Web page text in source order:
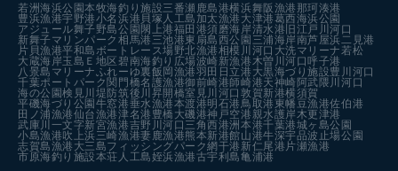
若洲海浜公園本牧海釣り施設三番瀬 鹿島港横浜舞阪漁港 那珂湊港
豊浜漁港宇野港小名浜港 貝塚人工島 加太漁港 大津港葛西海浜公園
アジュール舞子野島公園閖上港福田港須磨海岸清水港 旧江戸川河口
新舞子マリンパーク 相馬港 三池港東扇島西公園 三浦海岸南芦屋浜二見港
片貝漁港平和島ボートレース場野北漁港相模川河口 大洗マリーナ若松
大蔵海岸玉島Ｅ地区碧南海釣り広場波崎新漁港木曽川河口呼子港
八景島マリーナふれーゆ裏飯岡漁港羽田 日立港 大黒海づり施設豊川河口
千葉ポートパーク関門橋名護漁港御前崎港師崎港天神崎阿武隈川河口
海の公園検見川堤防筑後川昇開橋室見川河口敦賀新港横須賀
平磯海づり公園牛窓港垂水漁港本渡港明石港鳥取港 東幡豆漁港佐伯港
田ノ浦漁港仙台漁港津名港 豊橋 大磯港神戸空港親水護岸木更津港
武庫川一文字新宮漁港吉野川河口 三角西港洲本港千葉港城ヶ島公園
小島漁港吹上浜三崎漁港妻鹿漁港熊本新港館山港牛深宇品波止場公園
志賀島漁港 大三島フィッシングパーク網干港 新仁尾港 片瀬漁港
市原海釣り施設本荘人工島姪浜漁港古宇利島亀浦港